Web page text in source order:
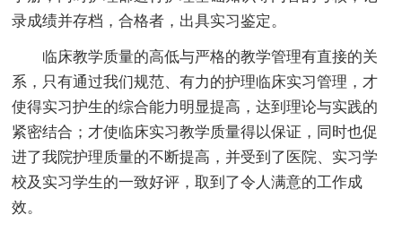
录成绩并存档，合格者，出具实习鉴定。
临床教学质量的高低与严格的教学管理有直接的关
系，只有通过我们规范、有力的护理临床实习管理，才
使得实习护生的综合能力明显提高，达到理论与实践的
紧密结合；才使临床实习教学质量得以保证，同时也促
进了我院护理质量的不断提高，并受到了医院、实习学
校及实习学生的一致好评，取到了令人满意的工作成
效。